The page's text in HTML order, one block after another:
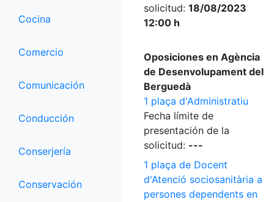
Cocina
Comercio
Comunicación
Conducción
Conserjería
Conservación
solicitud: 18/08/2023
12:00 h
Oposiciones en Agència
de Desenvolupament del
Berguedà
1 plaça d'Administratiu
Fecha límite de
presentación de la
solicitud: ---
1 plaça de Docent
d'Atenció sociosanitària a
persones dependents en